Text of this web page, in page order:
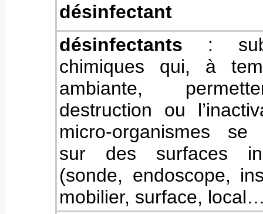
désinfectant
désinfectants :
chimiques qui, à
ambiante,
destruction ou
micro-organismes se
sur des surfaces
(sonde, endoscope,
mobilier, surface,